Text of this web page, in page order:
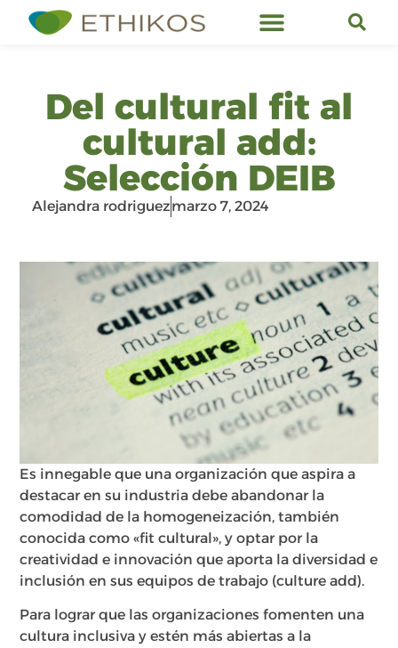
Del cultural fit al
cultural add:
Selección DEIB
Alejandra rodriguezmarzo 7, 2024
Es innegable que una organización que aspira a
destacar en su industria debe abandonar la
comodidad de la homogeneización, también
conocida como «fit cultural», y optar por la
creatividad e innovación que aporta la diversidad e
inclusión en sus equipos de trabajo (culture add).
Para lograr que las organizaciones fomenten una
cultura inclusiva y estén más abiertas a la